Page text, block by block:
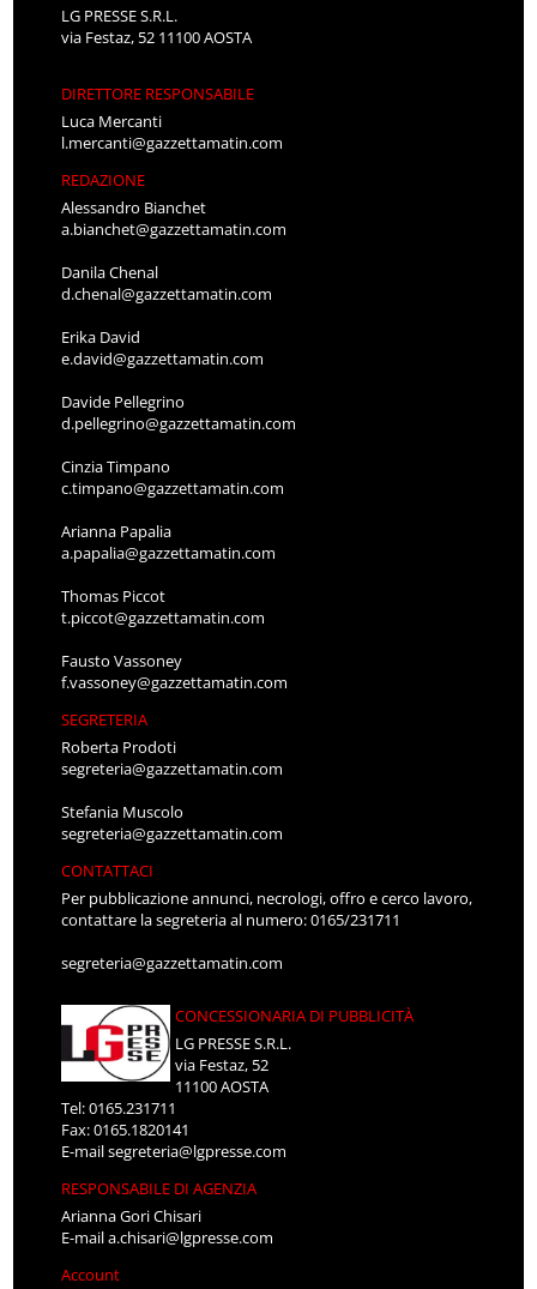
LG PRESSE S.R.L.
via Festaz, 52 11100 AOSTA
DIRETTORE RESPONSABILE
Luca Mercanti
l.mercanti@gazzettamatin.com
REDAZIONE
Alessandro Bianchet
a.bianchet@gazzettamatin.com
Danila Chenal
d.chenal@gazzettamatin.com
Erika David
e.david@gazzettamatin.com
Davide Pellegrino
d.pellegrino@gazzettamatin.com
Cinzia Timpano
c.timpano@gazzettamatin.com
Arianna Papalia
a.papalia@gazzettamatin.com
Thomas Piccot
t.piccot@gazzettamatin.com
Fausto Vassoney
f.vassoney@gazzettamatin.com
SEGRETERIA
Roberta Prodoti
segreteria@gazzettamatin.com
Stefania Muscolo
segreteria@gazzettamatin.com
CONTATTACI
Per pubblicazione annunci, necrologi, offro e cerco lavoro,
contattare la segreteria al numero: 0165/231711
segreteria@gazzettamatin.com
CONCESSIONARIA DI PUBBLICITÀ
LG PRESSE S.R.L.
via Festaz, 52
11100 AOSTA
Tel: 0165.231711
Fax: 0165.1820141
E-mailsegreteria@lgpresse.com
RESPONSABILE DI AGENZIA
Arianna Gori Chisari
E-maila.chisari@lgpresse.com
Account